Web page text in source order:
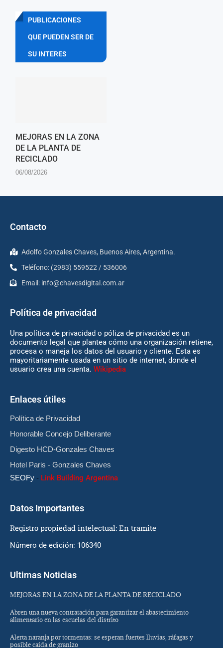
PUBLICACIONES
QUE PUEDEN SER DE
SU INTERES
MEJORAS EN LA ZONA
DE LA PLANTA DE
RECICLADO
06/08/2026
Contacto
Adolfo Gonzales Chaves, Buenos Aires, Argentina.
Teléfono: (2983) 559522 / 536006
Email: info@chavesdigital.com.ar
Política de privacidad
Una política de privacidad o póliza de privacidad es un
documento legal que plantea cómo una organización retiene,
procesa o maneja los datos del usuario y cliente. Esta es
mayoritariamente usada en un sitio de internet, donde el
usuario crea una cuenta. Wikipedia
Enlaces útiles
Política de Privacidad
Honorable Concejo Deliberante
Digesto HCD-Gonzales Chaves
Hotel Paris - Gonzales Chaves
SEOFy - Link Building Argentina
Datos Importantes
Registro propiedad intelectual: En tramite
Número de edición: 106340
Ultimas Noticias
MEJORAS EN LA ZONA DE LA PLANTA DE RECICLADO
Abren una nueva contratación para garantizar el abastecimiento
alimentario en las escuelas del distrito
Alerta naranja por tormentas: se esperan fuertes lluvias, ráfagas y
posible caída de granizo